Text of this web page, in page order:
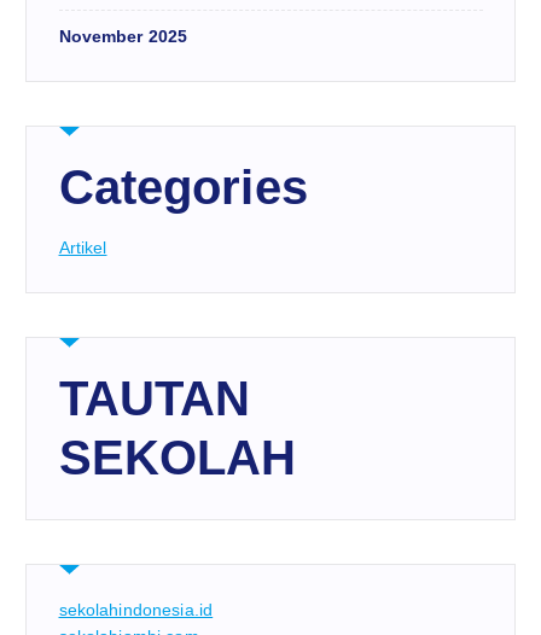
November 2025
Categories
Artikel
TAUTAN
SEKOLAH
sekolahindonesia.id